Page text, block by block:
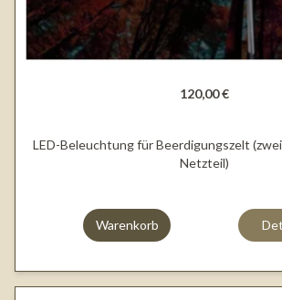
120,00 €
LED-Beleuchtung für Beerdigungszelt
Netzteil)
Warenkorb